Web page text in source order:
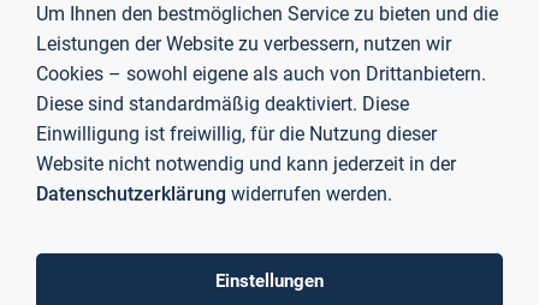
Um Ihnen den bestmöglichen Service zu bieten und die
Leistungen der Website zu verbessern, nutzen wir
Cookies – sowohl eigene als auch von Drittanbietern.
Diese sind standardmäßig deaktiviert. Diese
Einwilligung ist freiwillig, für die Nutzung dieser
Website nicht notwendig und kann jederzeit in der
Datenschutzerklärung widerrufen werden.
Einstellungen